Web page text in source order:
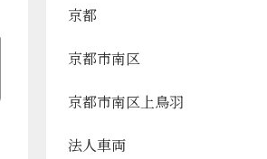
京都
京都市南区
京都市南区上鳥羽
法人車両